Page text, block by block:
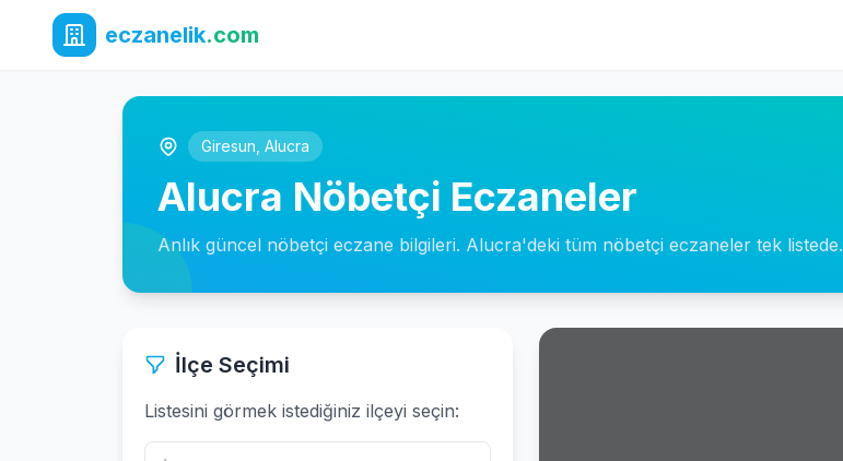
eczanelik.com
Giresun Alucra
Alucra Nöbetçi Eczaneler
Anlık güncel nöbetçi eczane bilgileri. Alucra'deki tüm nöbetçi eczaneler tek listede.
İlçe Seçimi
Listesini görmek istediğiniz ilçeyi seçin: